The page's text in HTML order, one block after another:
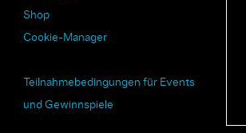
Shop
Cookie-Manager
Teilnahmebedingungen für Events
und Gewinnspiele